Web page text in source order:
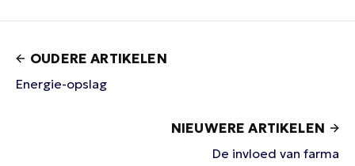
OUDERE ARTIKELEN
Energie-opslag
NIEUWERE ARTIKELEN
De invloed van farma